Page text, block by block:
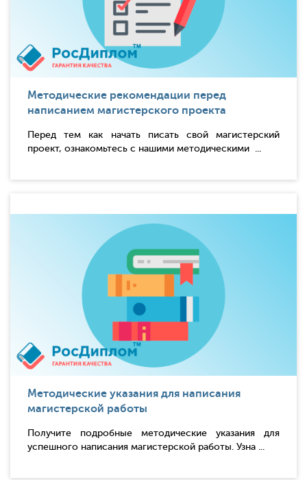
Методические рекомендации перед
написанием магистерского проекта
Перед тем как начать писать свой магистерский
проект, ознакомьтесь с нашими методическими ...
Методические указания для написания
магистерской работы
Получите подробные методические указания для
успешного написания магистерской работы. Узна ...